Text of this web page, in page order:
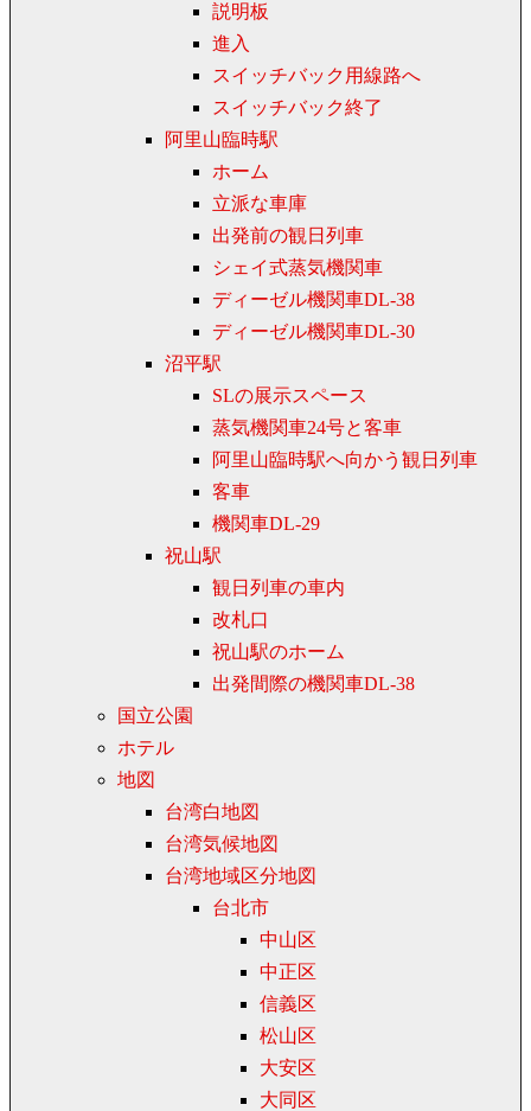
説明板
進入
スイッチバック用線路へ
スイッチバック終了
阿里山臨時駅
ホーム
立派な車庫
出発前の観日列車
シェイ式蒸気機関車
ディーゼル機関車DL-38
ディーゼル機関車DL-30
沼平駅
SLの展示スペース
蒸気機関車24号と客車
阿里山臨時駅へ向かう観日列車
客車
機関車DL-29
祝山駅
観日列車の車内
改札口
祝山駅のホーム
出発間際の機関車DL-38
国立公園
ホテル
地図
台湾白地図
台湾気候地図
台湾地域区分地図
台北市
中山区
中正区
信義区
松山区
大安区
大同区